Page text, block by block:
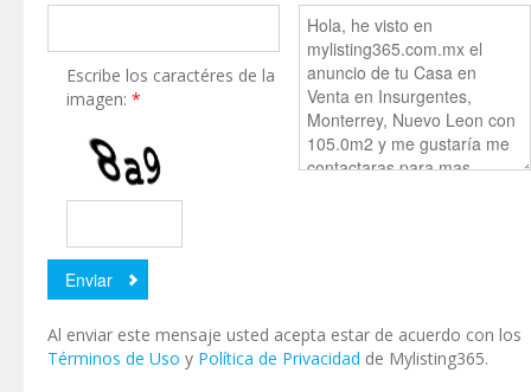
Escribe los caractéres de la
imagen:*
Al enviar este mensaje usted acepta estar de acuerdo con los
Términos de Uso y Política de Privacidad de Mylisting365.